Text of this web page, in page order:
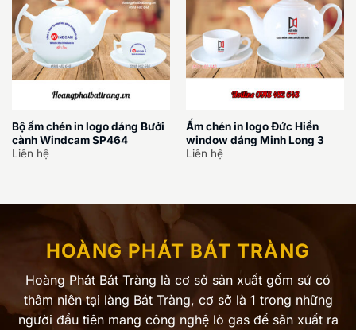
Bộ ấm chén in logo dáng Bưởi
cành Windcam SP464
Liên hệ
Ấm chén in logo Đức Hiền
window dáng Minh Long 3
Liên hệ
HOÀNG PHÁT BÁT TRÀNG
Hoàng Phát Bát Tràng là cơ sở sản xuất gốm sứ có
thâm niên tại làng Bát Tràng, cơ sở là 1 trong những
người đầu tiên mang công nghệ lò gas để sản xuất ra